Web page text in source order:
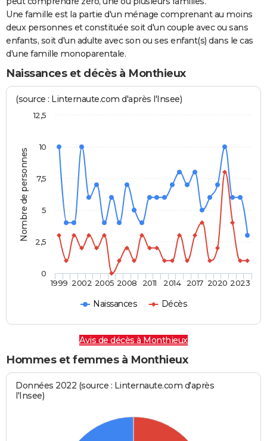
Une famille est la partie d'un ménage comprenant au moins
deux personnes et constituée soit d'un couple avec ou sans
enfants, soit d'un adulte avec son ou ses enfant(s) dans le cas
d'une famille monoparentale.
Naissances et décès à Monthieux
Nombre de personnes
(source : Linternaute.com d'après l'Insee)
Naissances Décès
1999 2002 2005 2008 2011 2014 2017 2020 2023
0
2,5
5
7,5
10
12,5
Avis de décès à Monthieux
Hommes et femmes à Monthieux
Données 2022 (source : Linternaute.com d'après
l'Insee)